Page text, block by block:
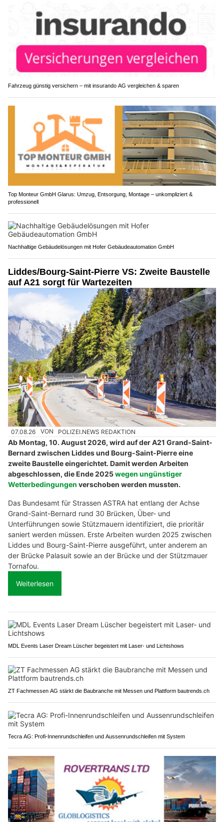
Fahrzeug günstig versichern – mit insurando AG vergleichen & sparen
Top Monteur GmbH Glarus: Umzug, Entsorgung, Montage – unkompliziert &
professionell
Nachhaltige Gebäudelösungen mit Hofer Gebäudeautomation GmbH
Liddes/Bourg-Saint-Pierre VS: Zweite Baustelle
auf A21 sorgt für Wartezeiten
07.08.26 VON POLIZEI.NEWS REDAKTION
Ab Montag, 10. August 2026, wird auf der A21 Grand-Saint-
Bernard zwischen Liddes und Bourg-Saint-Pierre eine
zweite Baustelle eingerichtet. Damit werden Arbeiten
abgeschlossen, die Ende 2025wegen ungünstiger
Wetterbedingungen verschoben werden mussten.
Das Bundesamt für Strassen ASTRA hat entlang der Achse
Grand-Saint-Bernard rund 30 Brücken, Über- und
Unterführungen sowie Stützmauern identifiziert, die prioritär
saniert werden müssen. Erste Arbeiten wurden 2025 zwischen
Liddes und Bourg-Saint-Pierre ausgeführt, unter anderem an
der Brücke Palasuit sowie an der Brücke und der Stützmauer
Tornafou.
Weiterlesen
MDL Events Laser Dream Lüscher begeistert mit Laser- und Lichtshows
ZT Fachmessen AG stärkt die Baubranche mit Messen und Plattform bautrends.ch
Tecra AG: Profi-Innenrundschleifen und Aussenrundschleifen mit System